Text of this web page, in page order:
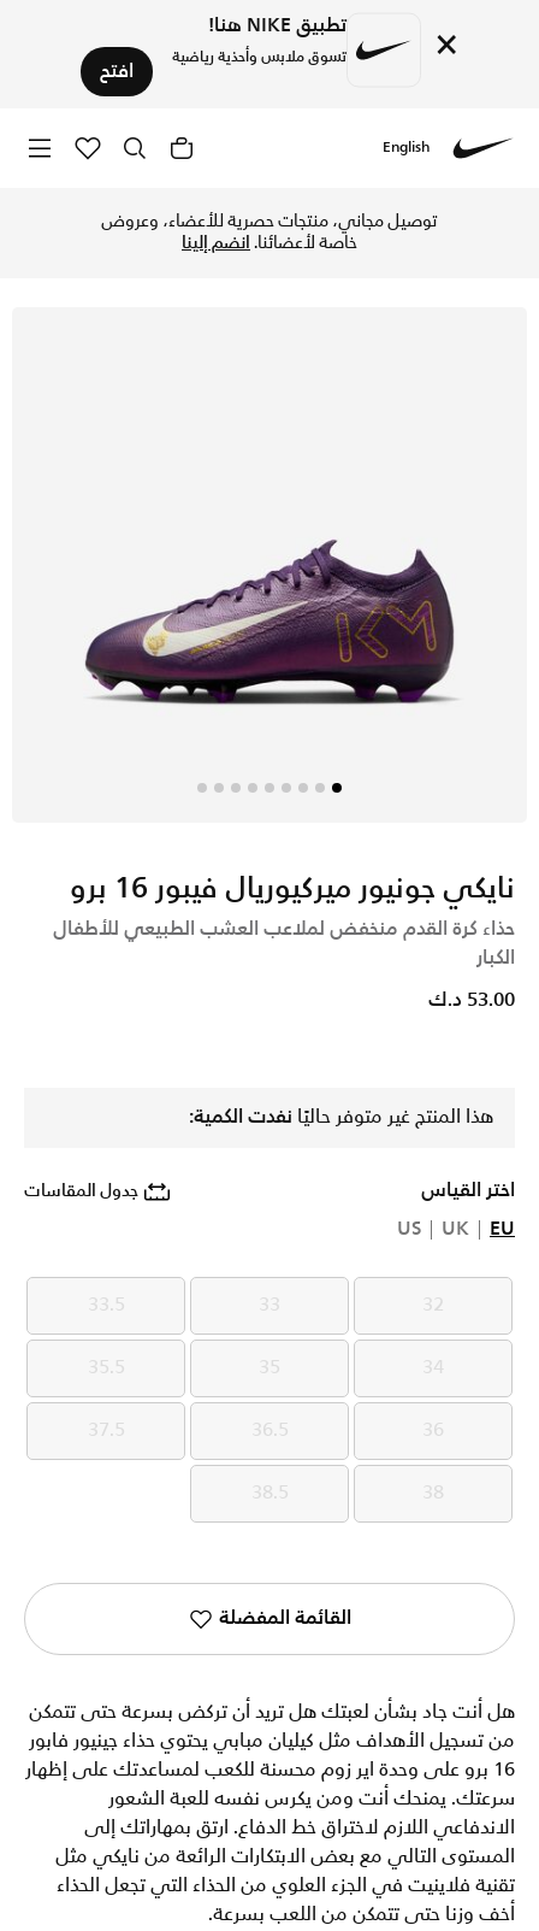
× تطبيق NIKE هنا!
تسوق ملابس وأحذية رياضية افتح
English
توصيل مجاني، منتجات حصرية للأعضاء، وعروض
خاصة لأعضائنا.انضم إلينا
نايكي جونيور ميركيوريال فيبور 16 برو
حذاء كرة القدم منخفض لملاعب العشب الطبيعي للأطفال
الكبار
53.00 د.ك
هذا المنتج غير متوفر حاليًا نفدت الكمية:
اختر القياس جدول المقاسات
EU
UK
US
32
32
33
33
33.5
33.5
34
34
35
35
35.5
35.5
36
36
36.5
36.5
37.5
37.5
38
38
38.5
38.5
القائمة المفضلة
هل أنت جاد بشأن لعبتك هل تريد أن تركض بسرعة حتى تتمكن
من تسجيل الأهداف مثل كيليان مبابي يحتوي حذاء جينيور فابور
16 برو على وحدة اير زوم محسنة للكعب لمساعدتك على إظهار
سرعتك. يمنحك أنت ومن يكرس نفسه للعبة الشعور
الاندفاعي اللازم لاختراق خط الدفاع. ارتق بمهاراتك إلى
المستوى التالي مع بعض الابتكارات الرائعة من نايكي مثل
تقنية فلاينيت في الجزء العلوي من الحذاء التي تجعل الحذاء
أخف وزنا حتى تتمكن من اللعب بسرعة.